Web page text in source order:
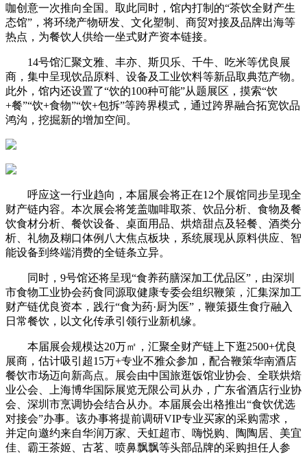
咖创意一次推向全国。取此同时，馆内打制的“茶饮全财产生
态馆”，将环绕产物研发、文化塑制、商贸对接及品牌出海等
热点，为餐饮人供给一坐式财产资本链接。
14号馆汇聚文雅、丰亦、斯贝乐、千牛、吃米等优良展
商，集中呈现饮品原料、设备及工业饮料等新品取典范产物。
此外，馆内还设置了“饮的100种可能”从题展区，摸索“饮
+餐”“饮+食物”“饮+包拆”等跨界模式，通过跨界融合拓宽饮品
鸿沟，挖掘新的增加空间。
呼应这一行业趋向，本届展会将正在12个展馆同步呈现全
财产链内容。本次展会将笼盖咖啡取茶、饮品分析、食物及餐
饮食材分析、餐饮设备、桌面用品、烘焙甜点及轻餐、酒类分
析、礼物及糊口体例八大焦点板块，系统展现从原料供应、智
能设备到终端消费的全链条立异。
同时，9号馆还将呈现“食养药膳深加工优品区”，由深圳
市食物工业协会药食同源取健康专委会组织鞭策，汇集深加工
财产链优良资本，践行“食为药·厨为医”，鞭策摄生食疗融入
日常餐饮，以文化传承引领行业新机缘。
本届展会规模达20万㎡，汇聚全财产链上下逛2500+优良
展商，估计吸引超15万+专业不雅众参加，配合鞭策华南酒店
餐饮市场迈向新高点。展会由中国旅逛饭馆业协会、全联烘焙
业公会、上海博华国际展览无限公司从办，广东省酒店行业协
会、深圳市烹调协会结合从办。本届展会出格推出“食饮优选
对接会”办事。该办事将提前调研VIP专业买家的采购需求，
并定向邀约来自华润万家、天虹超市、嗨悦购、陶陶居、美宜
佳、霸王茶姬、古茗、喷鼻飘飘等头部品牌的采购担任人参